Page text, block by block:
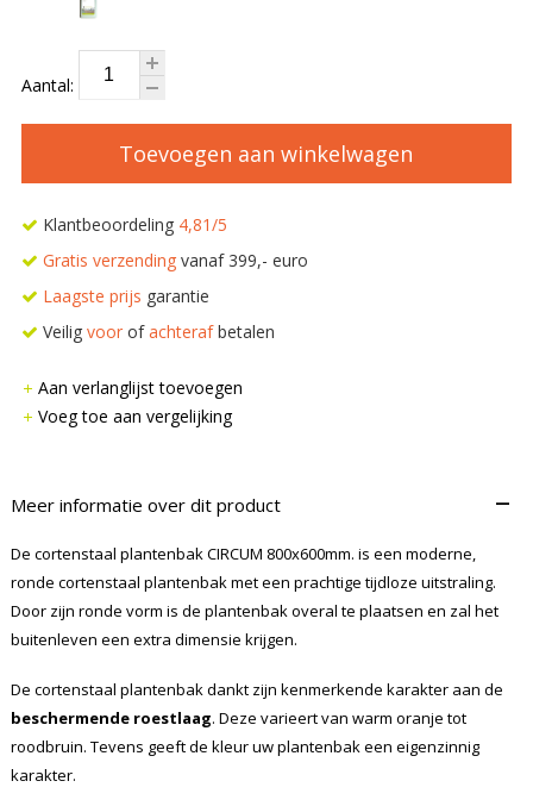
Aantal:
Toevoegen aan winkelwagen
Klantbeoordeling 4,81/5
Gratis verzendingvanaf 399,- euro
Laagste prijs garantie
Veilig voorofachterafbetalen
Aan verlanglijst toevoegen
Voeg toe aan vergelijking
Meer informatie over dit product –
De cortenstaal plantenbak CIRCUM 800x600mm. is een moderne,
ronde cortenstaal plantenbak met een prachtige tijdloze uitstraling.
Door zijn ronde vorm is de plantenbak overal te plaatsen en zal het
buitenleven een extra dimensie krijgen.
De cortenstaal plantenbak dankt zijn kenmerkende karakter aan de
beschermende roestlaag. Deze varieert van warm oranje tot
roodbruin. Tevens geeft de kleur uw plantenbak een eigenzinnig
karakter.